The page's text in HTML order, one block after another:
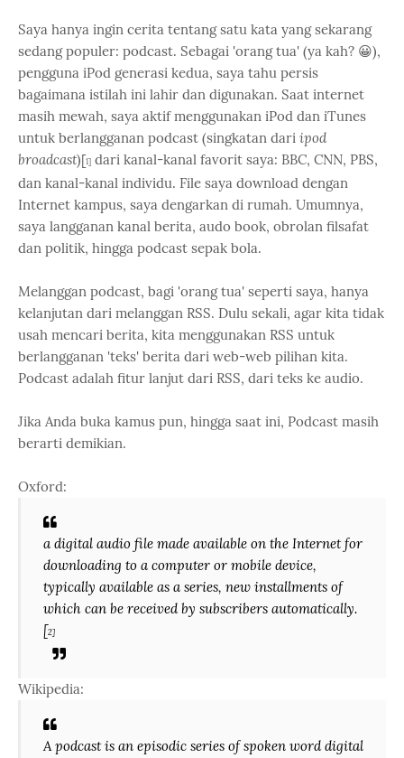
Saya hanya ingin cerita tentang satu kata yang sekarang
sedang populer: podcast. Sebagai 'orang tua' (ya kah? 😀),
pengguna iPod generasi kedua, saya tahu persis
bagaimana istilah ini lahir dan digunakan. Saat internet
masih mewah, saya aktif menggunakan iPod dan iTunes
untuk berlangganan podcast (singkatan dari ipod
broadcast)[1] dari kanal-kanal favorit saya: BBC, CNN, PBS,
dan kanal-kanal individu. File saya download dengan
Internet kampus, saya dengarkan di rumah. Umumnya,
saya langganan kanal berita, audo book, obrolan filsafat
dan politik, hingga podcast sepak bola.
Melanggan podcast, bagi 'orang tua' seperti saya, hanya
kelanjutan dari melanggan RSS. Dulu sekali, agar kita tidak
usah mencari berita, kita menggunakan RSS untuk
berlangganan 'teks' berita dari web-web pilihan kita.
Podcast adalah fitur lanjut dari RSS, dari teks ke audio.
Jika Anda buka kamus pun, hingga saat ini, Podcast masih
berarti demikian.
Oxford:
a digital audio file made available on the Internet for
downloading to a computer or mobile device,
typically available as a series, new installments of
which can be received by subscribers automatically.
[2]
Wikipedia:
A podcast is an episodic series of spoken word digital